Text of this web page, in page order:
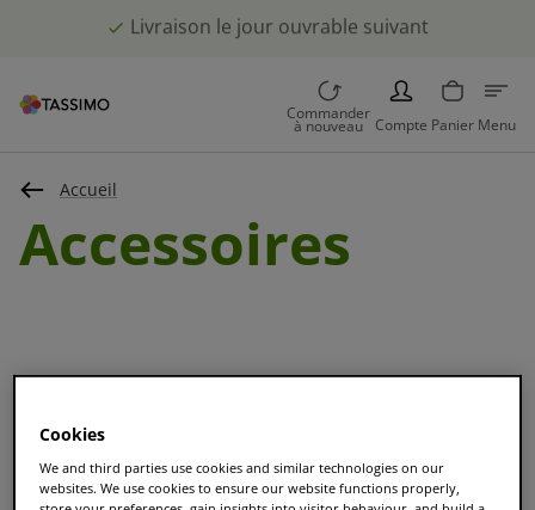
Livraison le jour ouvrable suivant
Commander
à nouveau
PERSON
Compte Panier Menu
Accueil
Accessoires
Cookies
We and third parties use cookies and similar technologies on our
websites. We use cookies to ensure our website functions properly,